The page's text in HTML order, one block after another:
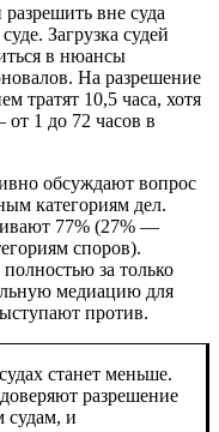
вне суда
Загрузка судей
в нюансы
На разрешение
тратят 10,5 часа, хотя
1 до 72 часов в
обсуждают вопрос
категориям дел.
77% (27% —
споров).
за только
медиацию для
против.
станет меньше.
разрешение
судам, и